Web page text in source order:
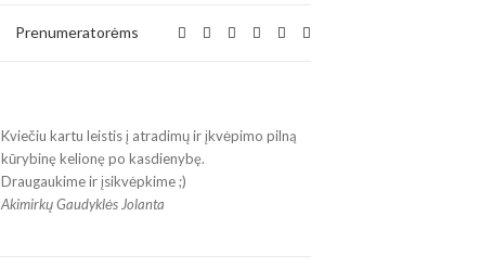
Prenumeratorėms
Kviečiu kartu leistis į atradimų ir įkvėpimo pilną
kūrybinę kelionę po kasdienybę.
Draugaukime ir įsikvėpkime ;)
Akimirkų Gaudyklės Jolanta